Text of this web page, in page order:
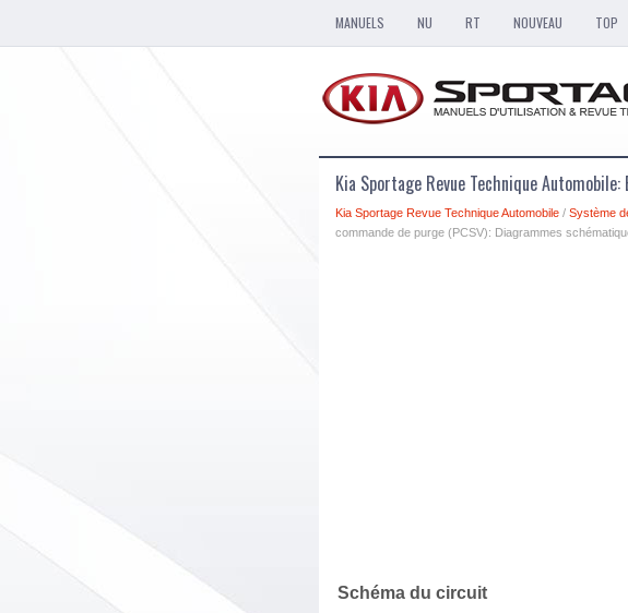
MANUELS NU RT NOUVEAU TOP
Kia Sportage Revue Technique
Kia Sportage Revue Technique Automobile / Système
commande de purge (PCSV): Diagrammes
Schéma du circuit